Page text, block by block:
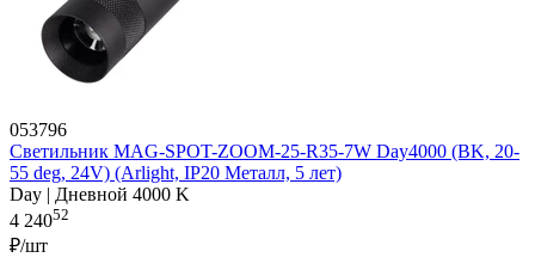
053796
Светильник MAG-SPOT-ZOOM-25-R35-7W Day4000 (BK, 20-
55 deg, 24V) (Arlight, IP20 Металл, 5 лет)
Day | Дневной 4000 K
4 24052
₽/шт